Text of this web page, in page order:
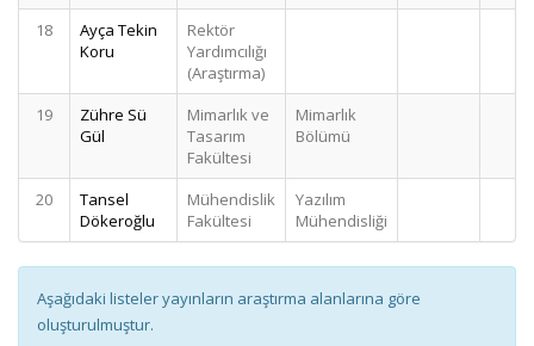
18
Ayça Tekin
Koru
Rektör
Yardımcılığı
(Araştırma)
19
Zühre Sü
Gül
Mimarlık ve
Tasarım
Fakültesi
Mimarlık
Bölümü
20
Tansel
Dökeroğlu
Mühendislik
Fakültesi
Yazılım
Mühendisliği
Aşağıdaki listeler yayınların araştırma alanlarına göre
oluşturulmuştur.